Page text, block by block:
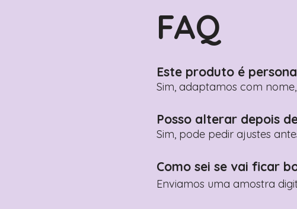
FAQ
Este produto é
Sim, adaptamos com
Posso alterar depois
Sim, pode pedir ajustes
Como sei se vai ficar
Enviamos uma amostra